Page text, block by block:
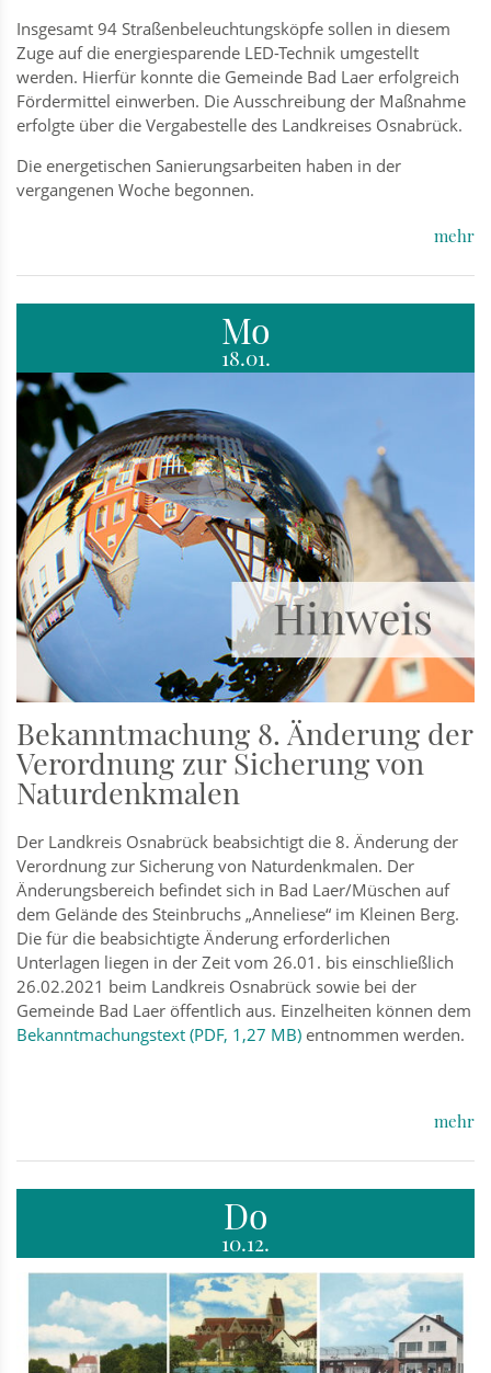
Insgesamt 94 Straßenbeleuchtungsköpfe sollen in diesem
Zuge auf die energiesparende LED-Technik umgestellt
werden. Hierfür konnte die Gemeinde Bad Laer erfolgreich
Fördermittel einwerben. Die Ausschreibung der Maßnahme
erfolgte über die Vergabestelle des Landkreises Osnabrück.
Die energetischen Sanierungsarbeiten haben in der
vergangenen Woche begonnen.
mehr
Mo
18.01.
Bekanntmachung 8. Änderung der
Verordnung zur Sicherung von
Naturdenkmalen
Der Landkreis Osnabrück beabsichtigt die 8. Änderung der
Verordnung zur Sicherung von Naturdenkmalen. Der
Änderungsbereich befindet sich in Bad Laer/Müschen auf
dem Gelände des Steinbruchs „Anneliese“ im Kleinen Berg.
Die für die beabsichtigte Änderung erforderlichen
Unterlagen liegen in der Zeit vom 26.01. bis einschließlich
26.02.2021 beim Landkreis Osnabrück sowie bei der
Gemeinde Bad Laer öffentlich aus. Einzelheiten können dem
Bekanntmachungstext (PDF, 1,27 MB) entnommen werden.
mehr
Do
10.12.